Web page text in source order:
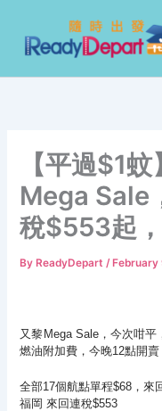
content
【平過$1
Mega Sale
稅$553起
By ReadyDepart/ February
又黎Mega Sale，今次咁平
燃油附加費，今晚12點開賣
全部17個航點單程$68，來
福岡 來回連稅$553